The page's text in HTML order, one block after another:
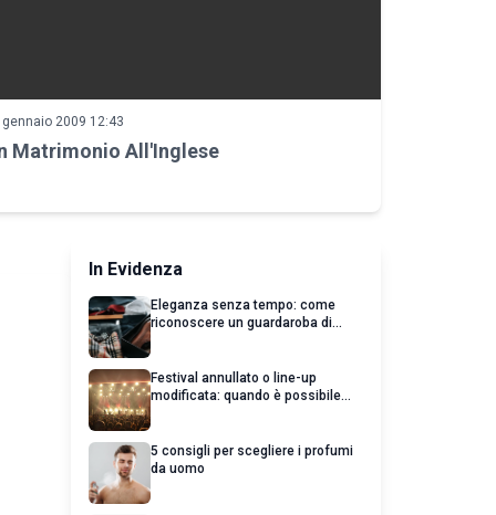
gennaio 2009 12:43
Matrimonio All'Inglese
In Evidenza
Eleganza senza tempo: come
riconoscere un guardaroba di
Festival annullato o line-up
modificata: quando è possibile
5 consigli per scegliere i profumi
da uomo